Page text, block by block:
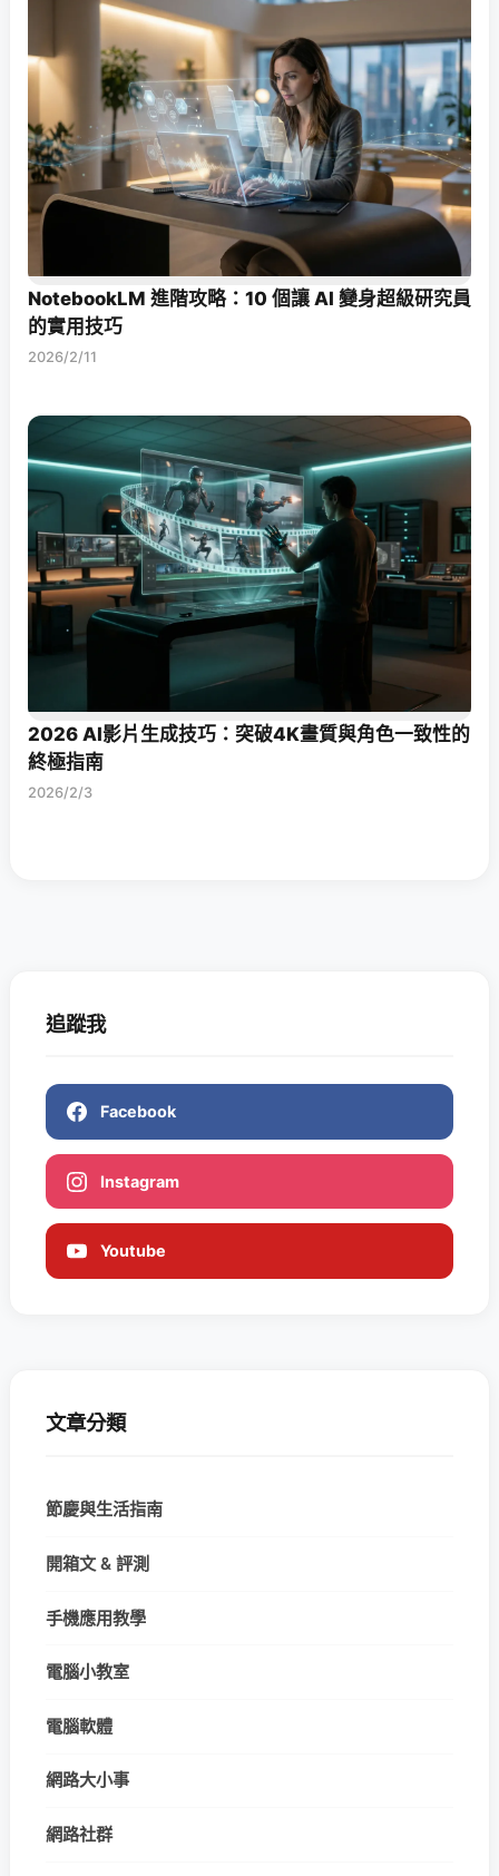
NotebookLM 進階攻略：10 個讓 AI 變身超級研究員
的實用技巧
2026/2/11
2026 AI影片生成技巧：突破4K畫質與角色一致性的
終極指南
2026/2/3
追蹤我
Facebook
Instagram
Youtube
文章分類
節慶與生活指南
開箱文 & 評測
手機應用教學
電腦小教室
電腦軟體
網路大小事
網路社群